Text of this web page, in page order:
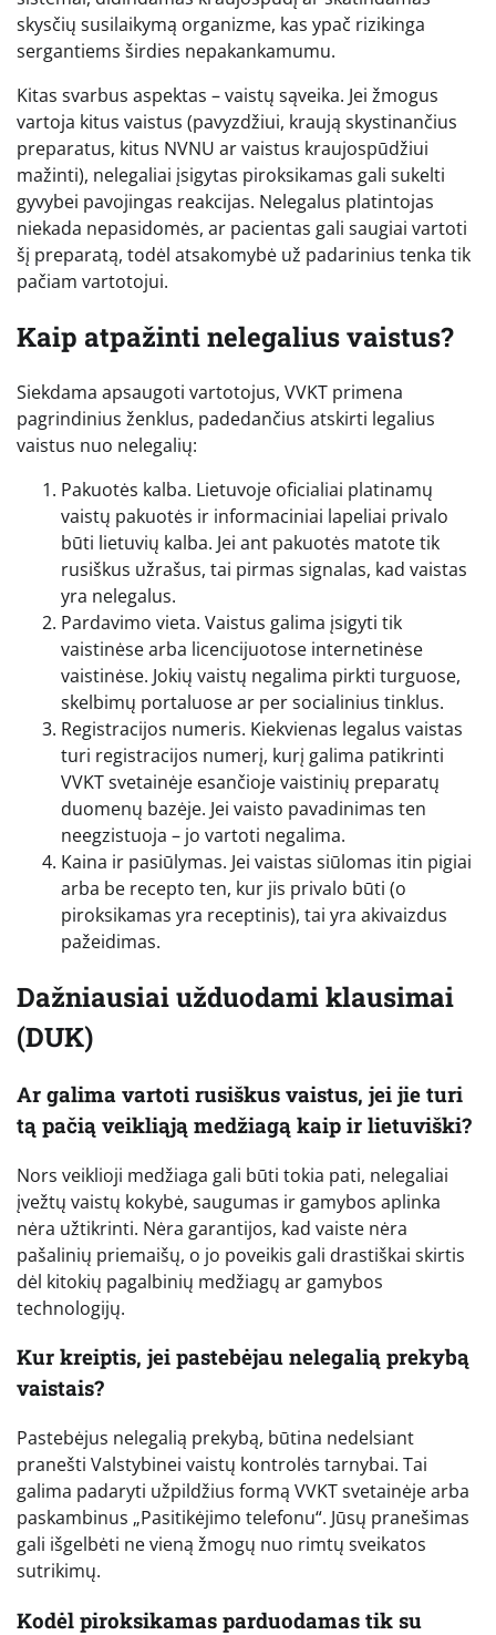
skysčių susilaikymą organizme, kas ypač rizikinga
sergantiems širdies nepakankamumu.
Kitas svarbus aspektas – vaistų sąveika. Jei žmogus
vartoja kitus vaistus (pavyzdžiui, kraują skystinančius
preparatus, kitus NVNU ar vaistus kraujospūdžiui
mažinti), nelegaliai įsigytas piroksikamas gali sukelti
gyvybei pavojingas reakcijas. Nelegalus platintojas
niekada nepasidomės, ar pacientas gali saugiai vartoti
šį preparatą, todėl atsakomybė už padarinius tenka tik
pačiam vartotojui.
Kaip atpažinti nelegalius vaistus?
Siekdama apsaugoti vartotojus, VVKT primena
pagrindinius ženklus, padedančius atskirti legalius
vaistus nuo nelegalių:
Pakuotės kalba. Lietuvoje oficialiai platinamų
vaistų pakuotės ir informaciniai lapeliai privalo
būti lietuvių kalba. Jei ant pakuotės matote tik
rusiškus užrašus, tai pirmas signalas, kad vaistas
yra nelegalus.
Pardavimo vieta. Vaistus galima įsigyti tik
vaistinėse arba licencijuotose internetinėse
vaistinėse. Jokių vaistų negalima pirkti turguose,
skelbimų portaluose ar per socialinius tinklus.
Registracijos numeris. Kiekvienas legalus vaistas
turi registracijos numerį, kurį galima patikrinti
VVKT svetainėje esančioje vaistinių preparatų
duomenų bazėje. Jei vaisto pavadinimas ten
neegzistuoja – jo vartoti negalima.
Kaina ir pasiūlymas. Jei vaistas siūlomas itin pigiai
arba be recepto ten, kur jis privalo būti (o
piroksikamas yra receptinis), tai yra akivaizdus
pažeidimas.
Dažniausiai užduodami klausimai
(DUK)
Ar galima vartoti rusiškus vaistus, jei jie turi
tą pačią veikliąją medžiagą kaip ir lietuviški?
Nors veiklioji medžiaga gali būti tokia pati, nelegaliai
įvežtų vaistų kokybė, saugumas ir gamybos aplinka
nėra užtikrinti. Nėra garantijos, kad vaiste nėra
pašalinių priemaišų, o jo poveikis gali drastiškai skirtis
dėl kitokių pagalbinių medžiagų ar gamybos
technologijų.
Kur kreiptis, jei pastebėjau nelegalią prekybą
vaistais?
Pastebėjus nelegalią prekybą, būtina nedelsiant
pranešti Valstybinei vaistų kontrolės tarnybai. Tai
galima padaryti užpildžius formą VVKT svetainėje arba
paskambinus „Pasitikėjimo telefonu“. Jūsų pranešimas
gali išgelbėti ne vieną žmogų nuo rimtų sveikatos
sutrikimų.
Kodėl piroksikamas parduodamas tik su